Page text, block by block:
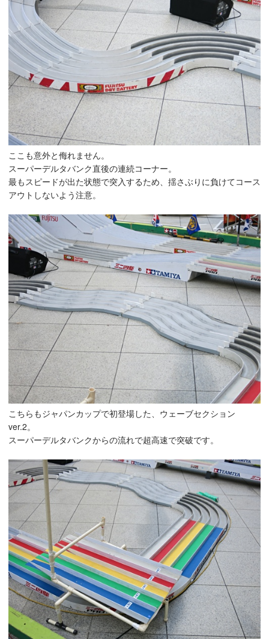
ここも意外と侮れません。
スーパーデルタバンク直後の連続コーナー。
最もスピードが出た状態で突入するため、揺さぶりに負けてコース
アウトしないよう注意。
こちらもジャパンカップで初登場した、ウェーブセクション
ver.2。
スーパーデルタバンクからの流れで超高速で突破です。